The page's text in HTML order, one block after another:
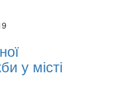
у місті